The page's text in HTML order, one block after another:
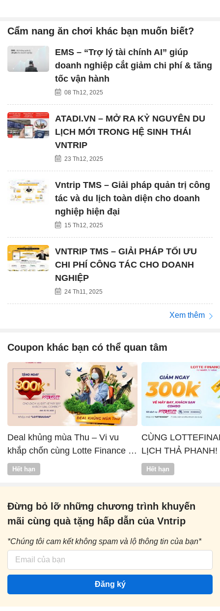
Cẩm nang ăn chơi khác bạn muốn biết?
EMS – “Trợ lý tài chính AI” giúp
doanh nghiệp cắt giảm chi phí & tăng
tốc vận hành
08 Th12, 2025
ATADI.VN – MỞ RA KỶ NGUYÊN DU
LỊCH MỚI TRONG HỆ SINH THÁI
VNTRIP
23 Th12, 2025
Vntrip TMS – Giải pháp quản trị công
tác và du lịch toàn diện cho doanh
nghiệp hiện đại
15 Th12, 2025
VNTRIP TMS – GIẢI PHÁP TỐI ƯU
CHI PHÍ CÔNG TÁC CHO DOANH
NGHIỆP
24 Th11, 2025
Xem thêm
Coupon khác bạn có thể quan tâm
Deal khủng mùa Thu – Vi vu
khắp chốn cùng Lotte Finance x
Vntrip
Hết hạn
CÙNG
LỊCH THẢ PHANH!
Hết hạn
Đừng bỏ lỡ những chương trình khuyến
mãi cùng quà tặng hấp dẫn của Vntrip
*Chúng tôi cam kết không spam và lộ thông tin của bạn*
Đăng ký